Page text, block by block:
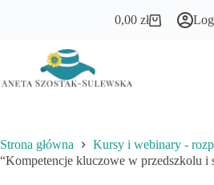
Koszyk
0,00zł
Strona główna
Kursy i webinary -
“Kompetencje kluczowe w przedszkolu i